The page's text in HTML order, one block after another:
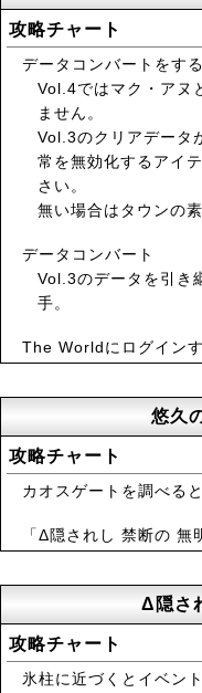
攻略チャート
データコンバートをす
Vol.4ではマク・アヌ
ません。
Vol.3のクリアデータ
常を無効化するアイ
さい。
無い場合はタウンの
データコンバート
Vol.3のデータを引き
手。
The Worldにログイン
悠久
攻略チャート
カオスゲートを調べる
「Δ隠されし 禁断の 無
Δ隠さ
攻略チャート
氷柱に近づくとイベント